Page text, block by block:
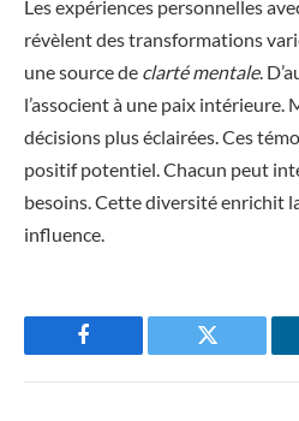
Les expériences personnelles
révèlent des transformations
une source de clarté mentale.
l’associent à une paix intérieure.
décisions plus éclairées. Ces
positif potentiel. Chacun peut
besoins. Cette diversité enrichit
influence.
Facebook Twitter